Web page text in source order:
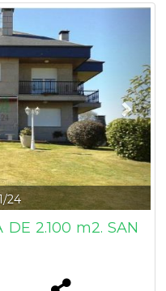
24
DE 2.100 m2. SAN